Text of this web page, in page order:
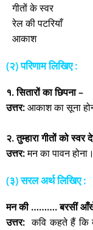
गीतों के स्‍वर
रेल की पटरियाँ
आकाश
(२) परिणाम लिखिए :
१. सितारों का छिपना –
उत्तर:आकाश का सूना
२. तुम्‍हारा गीतों को स्‍वर
उत्तर:मन का पावन होना।
(३) सरल अर्थ लिखिए :
मन की ………. बरसीं
उत्तर:कवि कहते हैं